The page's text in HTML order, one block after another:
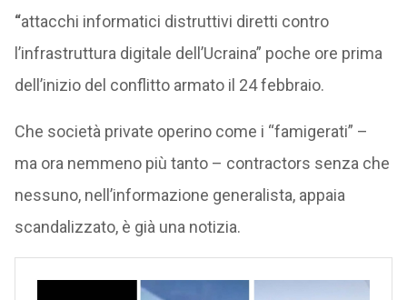
“attacchi informatici distruttivi diretti contro
l’infrastruttura digitale dell’Ucraina” poche ore prima
dell’inizio del conflitto armato il ​​24 febbraio.
Che società private operino come i “famigerati” –
ma ora nemmeno più tanto – contractors senza che
nessuno, nell’informazione generalista, appaia
scandalizzato, è già una notizia.